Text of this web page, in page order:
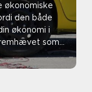
økonomiske
den både
økonomi i
som